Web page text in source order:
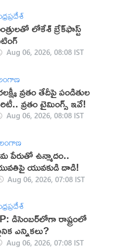
లోకేశ్ బ్రేక్‌ఫాస్ట్
Aug 06, 2026, 08:08 IST
వ్రతం తేదీపై పండితుల
వ్రతం టైమింగ్స్ ఇవే!
Aug 06, 2026, 08:08 IST
పేరుతో ఉన్మాదం..
యువకుడి దాడి!
Aug 06, 2026, 07:08 IST
డిసెంబర్‌లోగా రాష్ట్రంలో
ఎన్నికలు?
Aug 06, 2026, 07:08 IST